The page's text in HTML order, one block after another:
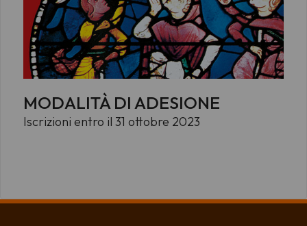
MODALITÀ DI ADESIONE
Iscrizioni entro il 31 ottobre 2023